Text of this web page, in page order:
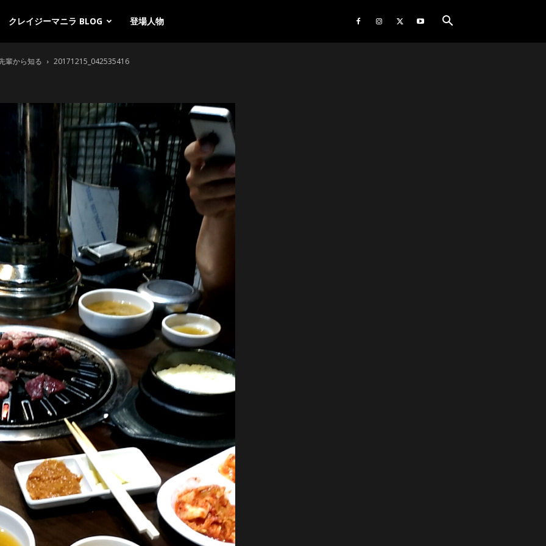
クレイジーマニラ BLOG 登場人物
輩から知る 20171215_042535416